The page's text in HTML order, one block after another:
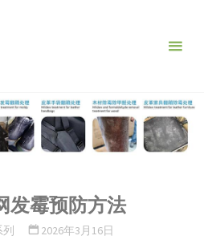
发霉预防方法
列 2026年3月16日